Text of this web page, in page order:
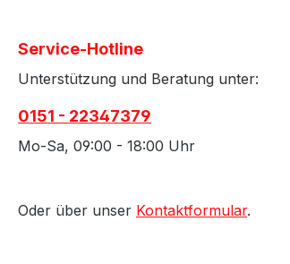
Service-Hotline
Unterstützung und Beratung unter:
0151 - 22347379
Mo-Sa, 09:00 - 18:00 Uhr
Oder über unser Kontaktformular.